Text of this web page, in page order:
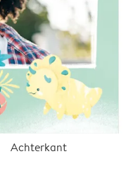
Achterkant